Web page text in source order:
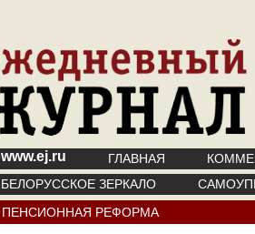
www.ej.ru ГЛАВНАЯ
БЕЛОРУССКОЕ ЗЕРКАЛО
ПЕНСИОННАЯ РЕФОРМА